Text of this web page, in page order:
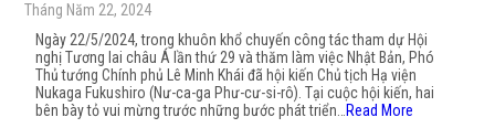
Tháng Năm 22, 2024
Ngày 22/5/2024, trong khuôn khổ chuyến công tác tham dự Hội
nghị Tương lai châu Á lần thứ 29 và thăm làm việc Nhật Bản, Phó
Thủ tướng Chính phủ Lê Minh Khái đã hội kiến Chủ tịch Hạ viện
Nukaga Fukushiro (Nư-ca-ga Phư-cư-si-rô). Tại cuộc hội kiến, hai
bên bày tỏ vui mừng trước những bước phát triển… Read More